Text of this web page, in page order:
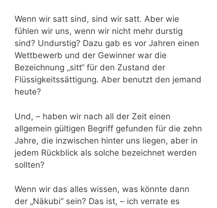
Wenn wir satt sind, sind wir satt. Aber wie
fühlen wir uns, wenn wir nicht mehr durstig
sind? Undurstig? Dazu gab es vor Jahren einen
Wettbewerb und der Gewinner war die
Bezeichnung „sitt“ für den Zustand der
Flüssigkeitssättigung. Aber benutzt den jemand
heute?
Und, – haben wir nach all der Zeit einen
allgemein gültigen Begriff gefunden für die zehn
Jahre, die inzwischen hinter uns liegen, aber in
jedem Rückblick als solche bezeichnet werden
sollten?
Wenn wir das alles wissen, was könnte dann
der „Näkubi“ sein? Das ist, – ich verrate es